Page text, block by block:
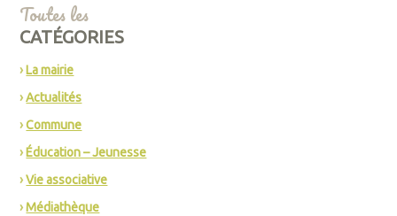
Toutes les
CATÉGORIES
La mairie
Actualités
Commune
Éducation – Jeunesse
Vie associative
Médiathèque